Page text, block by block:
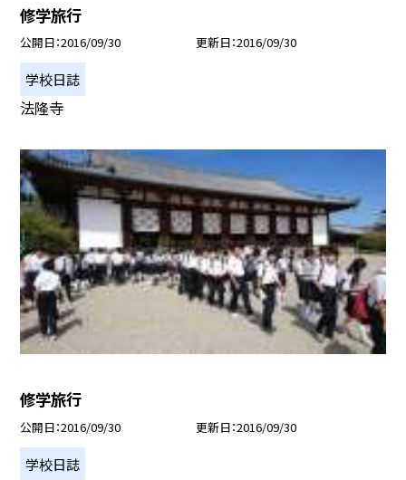
修学旅行
公開日 2016/09/30 更新日 2016/09/30
学校日誌
法隆寺
修学旅行
公開日 2016/09/30 更新日 2016/09/30
学校日誌